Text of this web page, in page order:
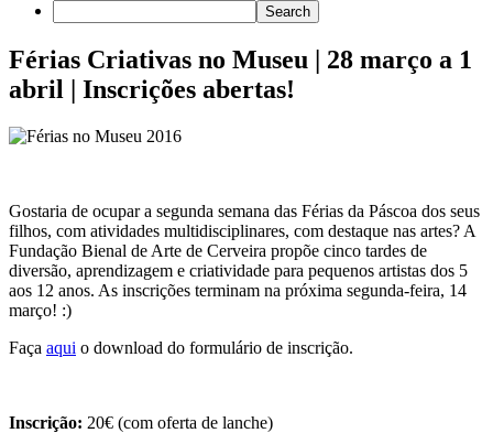
Férias Criativas no Museu | 28 março a 1
abril | Inscrições abertas!
Gostaria de ocupar a segunda semana das Férias da Páscoa dos seus
filhos, com atividades multidisciplinares, com destaque nas artes? A
Fundação Bienal de Arte de Cerveira propõe cinco tardes de
diversão, aprendizagem e criatividade para pequenos artistas dos 5
aos 12 anos. As inscrições terminam na próxima segunda-feira, 14
março! :)
Faça aqui o download do formulário de inscrição.
Inscrição: 20€ (com oferta de lanche)